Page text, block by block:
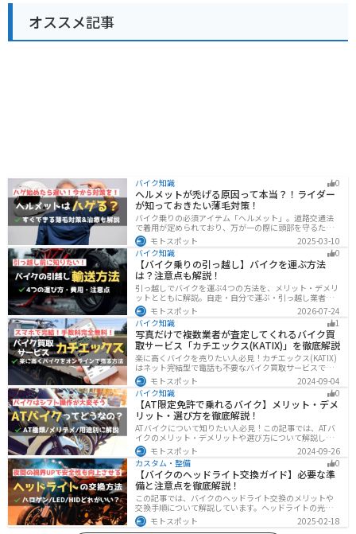
オススメ記事
バイク知識 0
ヘルメットが禿げる原因って本当？！ライダー
が知っておきたい薄毛対策！
バイク乗りの必須アイテム「ヘルメット」。道路交通法
で着用が定められており、万が一の際に頭部を守るため
に被るものです。しかし、「ヘルメットが原因で禿げた
らどうしよう」と心配しているライダーもいるのではな
いでしょうか。ライダーヘルメットが禿げる原因になる
って本当かな・・・ライダーバイクには乗りたいけど抜
け毛が増えたら困る！ライダーツーリング後に髪のボリ
ュームが減った気がするけど、蒸れは禿げる原因にな
る？今回はこのような疑問、お悩みにお答えしていきま
す。薄毛が気になるライダーの方はぜひ最後までご覧く
ださい。モトスポットヘルメットで禿げ
モトスポット
2025-03-10
バイク知識
0
【バイク乗りの引っ越し】バイクを運ぶ方法
は？注意点も解説！
引っ越しでバイクを運ぶ4つの方法を、メリット・デメリ
ットとともに解説。自走・自分で運ぶ・引っ越し業者・
バイク専門業者の選び方や輸送時の注意点、駐輪場所の
確保、住所変更など必要な手続きも紹介します。
モトスポット
2026-07-24
バイク知識
1
写真だけで複数業者が査定してくれるバイク買
取サービス「カチエックス(KATIX)」を徹底解説
楽に高くバイクを売りたい人必見！カチエックス(KATIX)
はネット完結型で電話も不要なバイク買取サービスで
す。バイク情報と写真を登録するだけで、複数のバイク
業者がオークション形式で価格を競い合ってくれるの
で、何もせず最高値でバイクを売ることができます。
モトスポット
2024-09-04
バイク知識
0
【AT限定免許で乗れるバイク】メリット・デメ
リット・選び方を徹底解説！
ATバイクについて知りたい人必見！この記事では、ATバ
イクのメリット・デメリットや選び方について解説しま
す。 実はAT限定免許で乗れるバイクの種類は多数ありま
す。記事を参考に、自分に合ったATバイクを選びましょ
う。
モトスポット
2024-09-26
カスタム・整備
0
【バイクのヘッドライト交換ガイド】必要な準
備と注意点を徹底解説！
この記事では、バイクのヘッドライト交換のメリットや
交換手順について解説しています。ヘッドライトの光が
弱くなっていませんか？夜間の視界を改善するために
は、適切なヘッドライト交換が必要です。自分で交換す
モトスポット 2025-02-18